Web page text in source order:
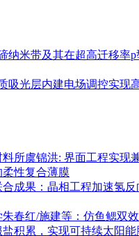
纳米带及其在超高迁移率
吸光层内建电场调控实现
所虞锦洪: 界面工程实现
性复合薄膜
合成果：晶相工程加速氢
朱春红/施建等：仿鱼鳃双
积累，实现可持续太阳能